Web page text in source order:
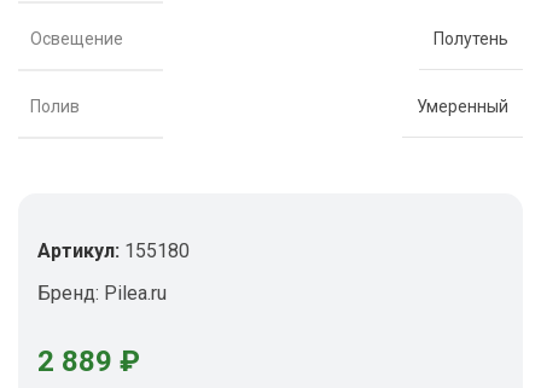
Освещение Полутень
Полив Умеренный
Артикул: 155180
Бренд: Pilea.ru
2 889 ₽